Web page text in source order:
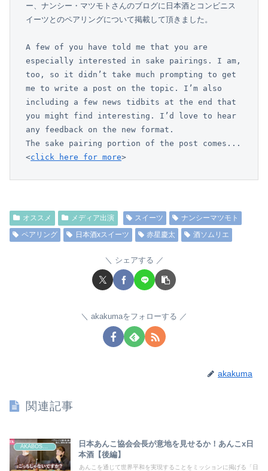
ー、ナンシー・マツモトさんのブログに日本酒とコンビニス
イーツとのペアリングについて掲載して頂きました。
A few of you have told me that you are
especially interested in sake pairings. I am,
too, so it didn’t take much prompting to get
me to write a post on the topic. I’m also
including a few news tidbits at the end that
you might find interesting. I’d love to hear
any feedback on the new format.
The sake pairing portion of the post comes...
<click here for more>
オススメ メディア出演 スイーツ
ナンシーマツモト
ペアリング
日本酒xスイーツ 赤星慶太 酒ソムリエ
シェアする
akakumaをフォローする
akakuma
関連記事
日本あんこ協会会長が意地を見せるか！あんこx日
本酒【後編】
あんこを通じて世界平和を実現することをミッションに掲げる「日